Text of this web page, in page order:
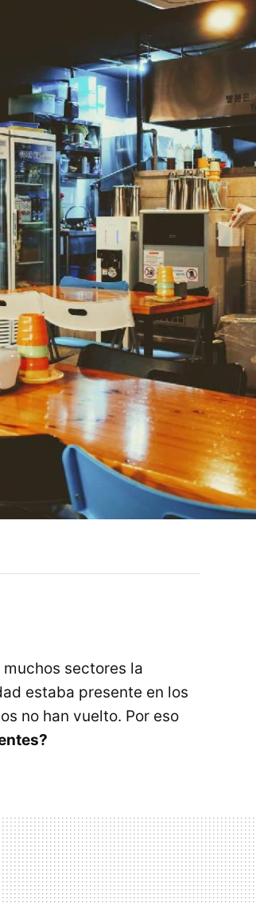
sectores la
estaba presente en los
no han vuelto. Por eso